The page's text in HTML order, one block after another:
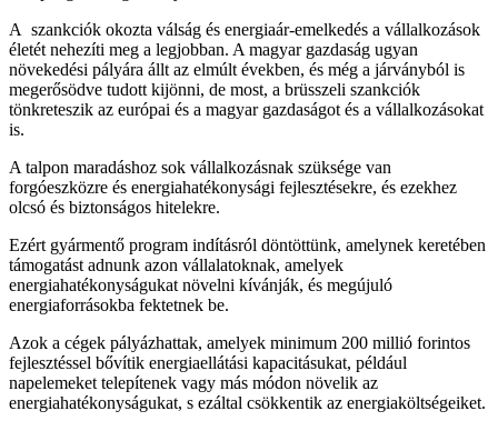
A szankciók okozta válság és energiaár-emelkedés a vállalkozások
életét nehezíti meg a legjobban. A magyar gazdaság ugyan
növekedési pályára állt az elmúlt években, és még a járványból is
megerősödve tudott kijönni, de most, a brüsszeli szankciók
tönkreteszik az európai és a magyar gazdaságot és a vállalkozásokat
is.
A talpon maradáshoz sok vállalkozásnak szüksége van
forgóeszközre és energiahatékonysági fejlesztésekre, és ezekhez
olcsó és biztonságos hitelekre.
Ezért gyármentő program indításról döntöttünk, amelynek keretében
támogatást adnunk azon vállalatoknak, amelyek
energiahatékonyságukat növelni kívánják, és megújuló
energiaforrásokba fektetnek be.
Azok a cégek pályázhattak, amelyek minimum 200 millió forintos
fejlesztéssel bővítik energiaellátási kapacitásukat, például
napelemeket telepítenek vagy más módon növelik az
energiahatékonyságukat, s ezáltal csökkentik az energiaköltségeiket.